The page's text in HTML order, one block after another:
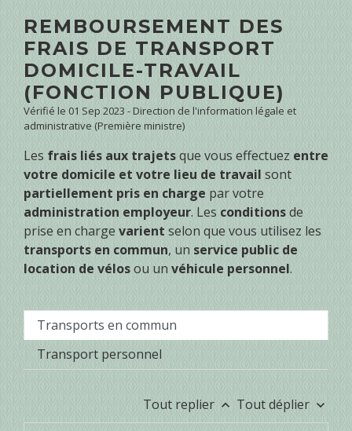
REMBOURSEMENT DES
FRAIS DE TRANSPORT
DOMICILE-TRAVAIL
(FONCTION PUBLIQUE)
Vérifié le 01 Sep 2023 - Direction de l'information légale et
administrative (Première ministre)
Les frais liés aux trajetsque vous effectuez entre
votre domicile et votre lieu de travail sont
partiellement pris en charge par votre
administration employeur. Les conditionsde
prise en charge varient selon que vous utilisez les
transports en commun, un service public de
location de vélosou un véhicule personnel.
Transports en commun
Transport personnel
Tout replier keyboard_arrow_up Tout déplier keyboard_arrow_down